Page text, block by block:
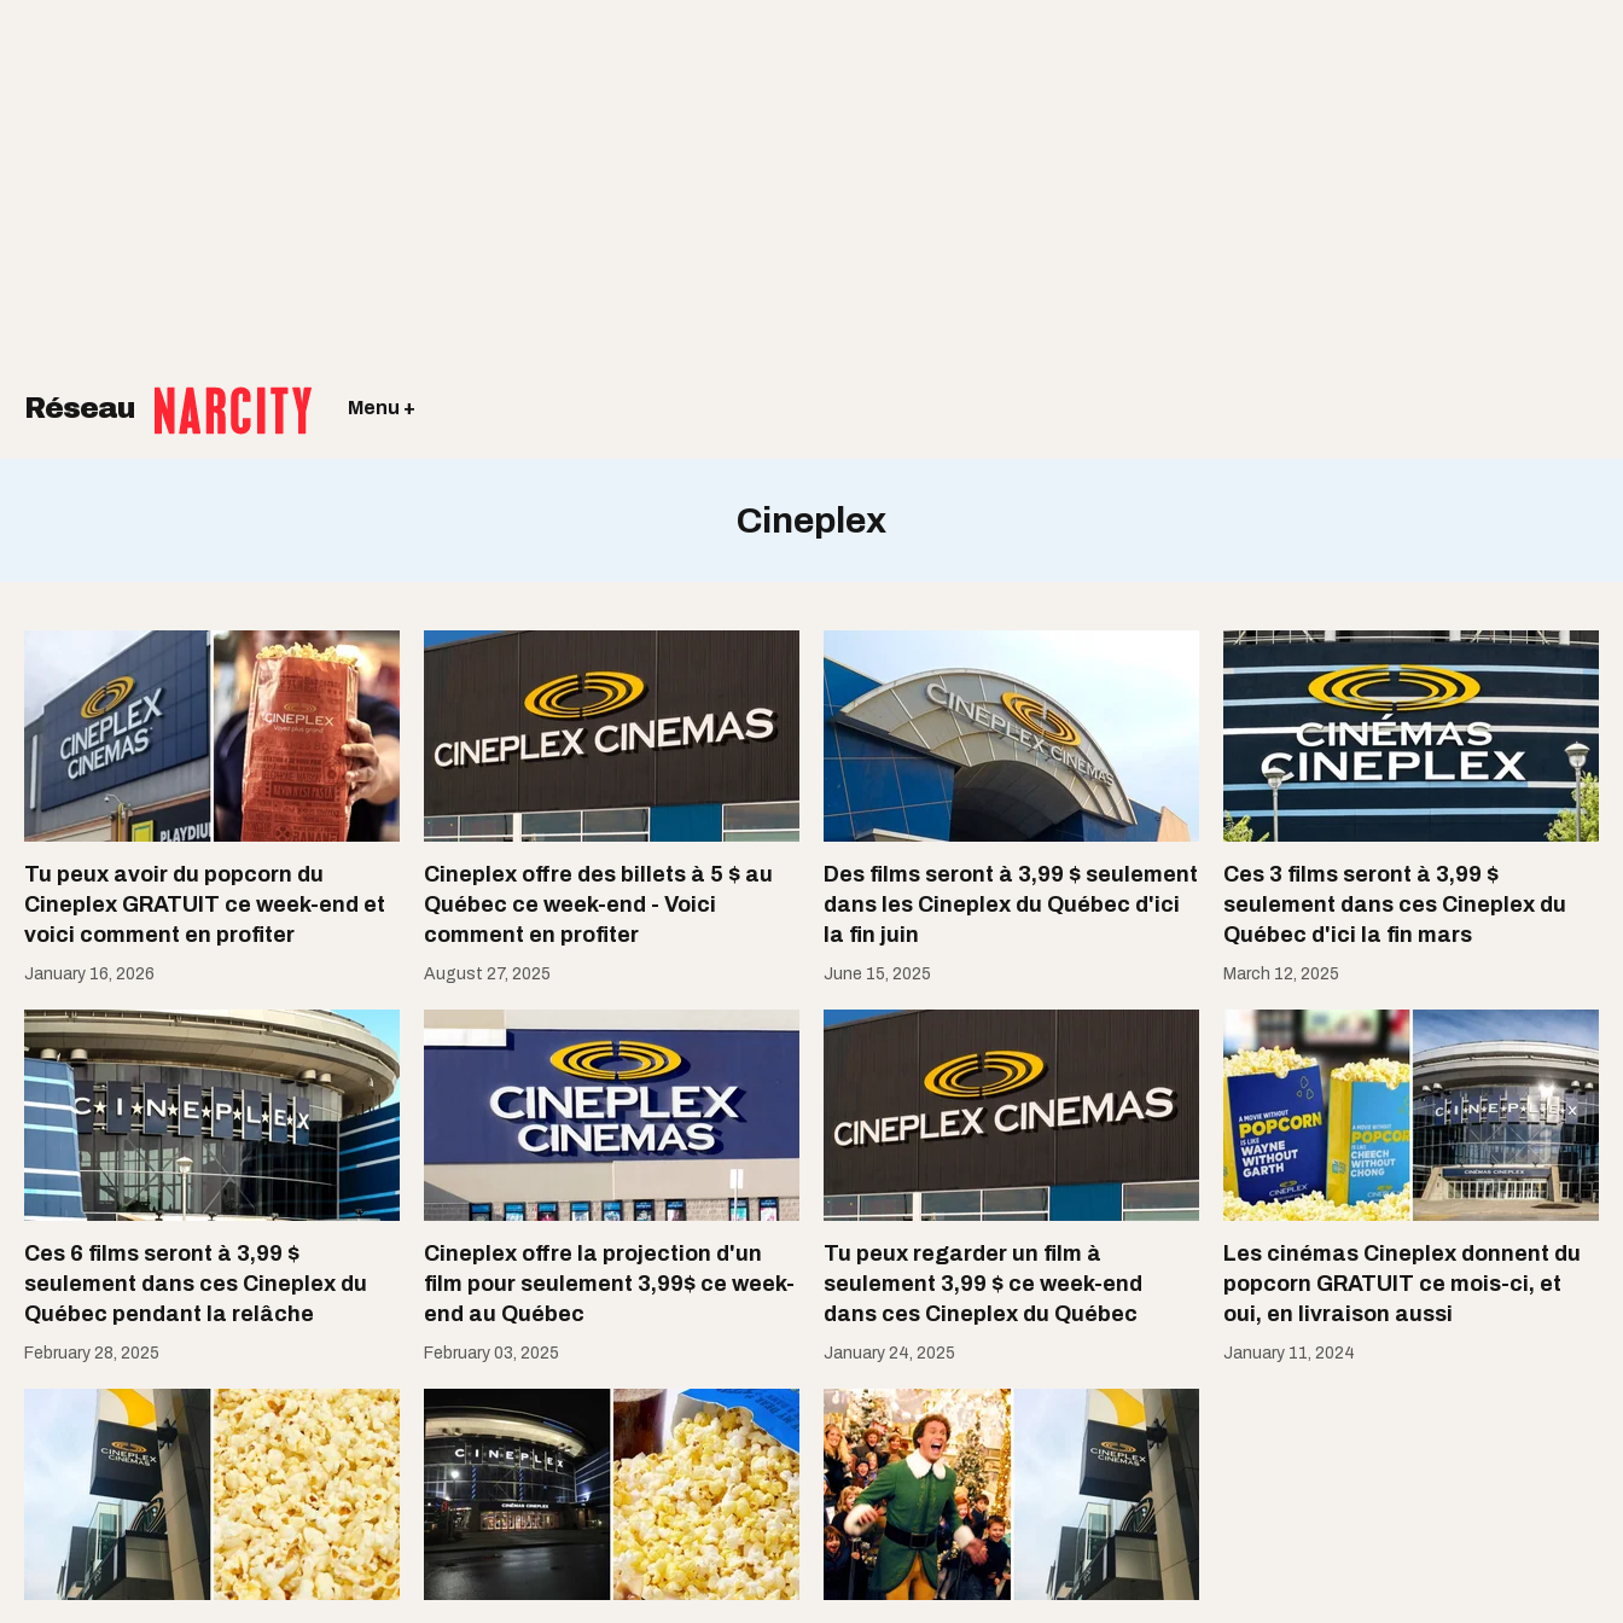
Réseau Menu +
Cineplex
Tu peux avoir du popcorn du
Cineplex GRATUIT ce week-end et
voici comment en profiter
January 16, 2026
Cineplex offre des billets à 5 $ au
Québec ce week-end - Voici
comment en profiter
August 27, 2025
Des films seront à 3,99 $ seulement
dans les Cineplex du Québec d'ici
la fin juin
June 15, 2025
Ces 3 films seront à 3,99 $
seulement dans ces Cineplex du
Québec d'ici la fin mars
March 12, 2025
Ces 6 films seront à 3,99 $
seulement dans ces Cineplex du
Québec pendant la relâche
February 28, 2025
Cineplex offre la projection d'un
film pour seulement 3,99$ ce week-
end au Québec
February 03, 2025
Tu peux regarder un film à
seulement 3,99 $ ce week-end
dans ces Cineplex du Québec
January 24, 2025
Les cinémas Cineplex donnent du
popcorn GRATUIT ce mois-ci, et
oui, en livraison aussi
January 11, 2024